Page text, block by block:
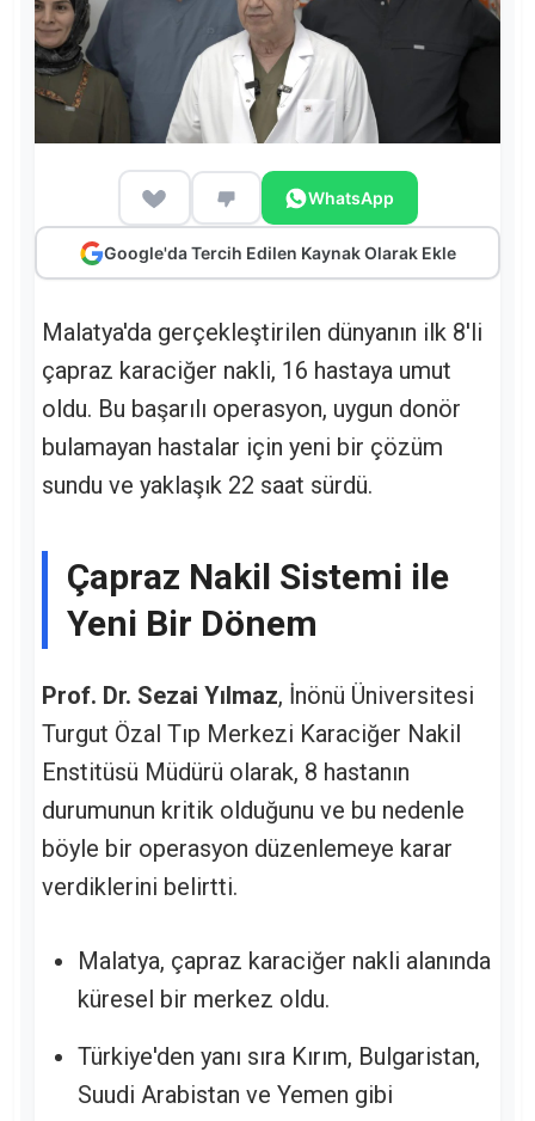
WhatsApp
Google'da Tercih Edilen Kaynak Olarak Ekle
Malatya'da gerçekleştirilen dünyanın ilk 8'li
çapraz karaciğer nakli, 16 hastaya umut
oldu. Bu başarılı operasyon, uygun donör
bulamayan hastalar için yeni bir çözüm
sundu ve yaklaşık 22 saat sürdü.
Çapraz Nakil Sistemi ile
Yeni Bir Dönem
Prof. Dr. Sezai Yılmaz, İnönü Üniversitesi
Turgut Özal Tıp Merkezi Karaciğer Nakil
Enstitüsü Müdürü olarak, 8 hastanın
durumunun kritik olduğunu ve bu nedenle
böyle bir operasyon düzenlemeye karar
verdiklerini belirtti.
Malatya, çapraz karaciğer nakli alanında
küresel bir merkez oldu.
Türkiye'den yanı sıra Kırım, Bulgaristan,
Suudi Arabistan ve Yemen gibi